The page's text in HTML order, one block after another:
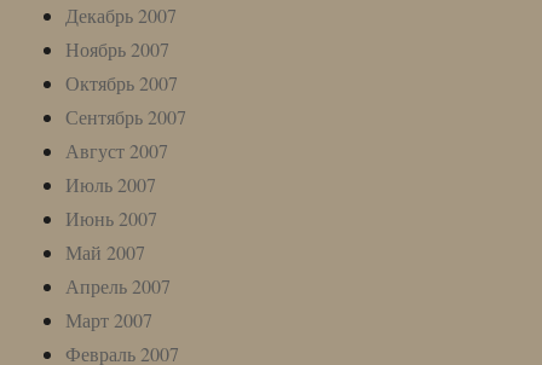
Декабрь 2007
Ноябрь 2007
Октябрь 2007
Сентябрь 2007
Август 2007
Июль 2007
Июнь 2007
Май 2007
Апрель 2007
Март 2007
Февраль 2007